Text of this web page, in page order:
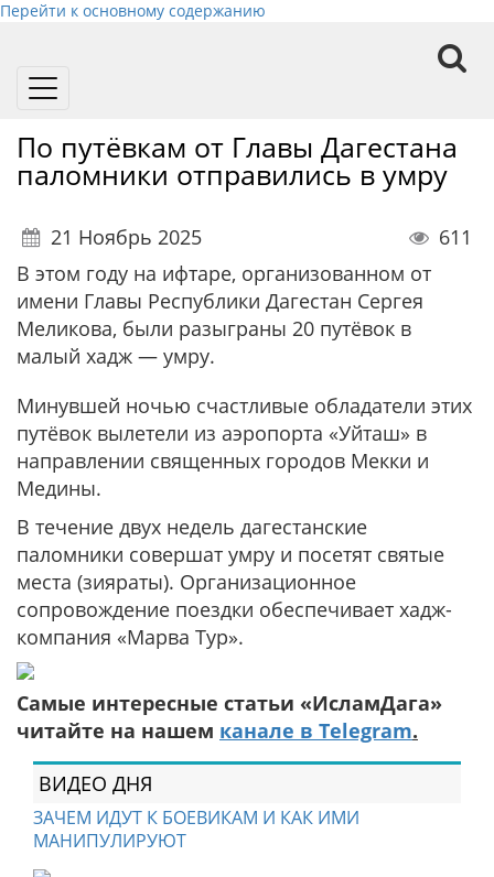
Перейти к основному содержанию
Toggle
По путёвкам от Главы Дагестана
паломники отправились в умру
21 Ноябрь 2025
611
В этом году на ифтаре, организованном от
имени Главы Республики Дагестан Сергея
Меликова, были разыграны 20 путёвок в
малый хадж — умру.
Минувшей ночью счастливые обладатели этих
путёвок вылетели из аэропорта «Уйташ» в
направлении священных городов Мекки и
Медины.
В течение двух недель дагестанские
паломники совершат умру и посетят святые
места (зияраты). Организационное
сопровождение поездки обеспечивает хадж-
компания «Марва Тур».
Самые интересные статьи «ИсламДага»
читайте на нашем канале в Telegram.
ВИДЕО ДНЯ
ЗАЧЕМ ИДУТ К БОЕВИКАМ И КАК ИМИ
МАНИПУЛИРУЮТ